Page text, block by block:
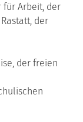
für Arbeit, der
der
der freien